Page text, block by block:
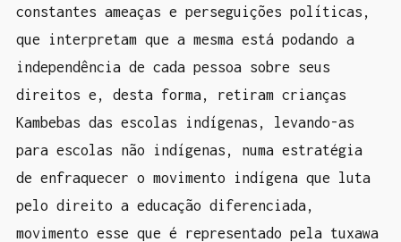
constantes ameaças e perseguições políticas,
que interpretam que a mesma está podando a
independência de cada pessoa sobre seus
direitos e, desta forma, retiram crianças
Kambebas das escolas indígenas, levando-as
para escolas não indígenas, numa estratégia
de enfraquecer o movimento indígena que luta
pelo direito a educação diferenciada,
movimento esse que é representado pela tuxawa